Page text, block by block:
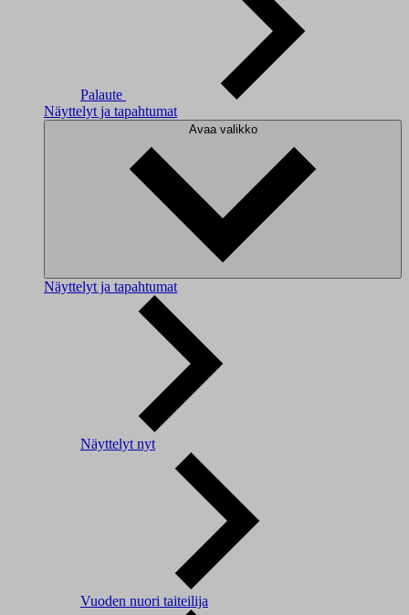
Palaute
Näyttelyt ja tapahtumat
Avaa valikko
Näyttelyt ja tapahtumat
Näyttelyt nyt
Vuoden nuori taiteilija